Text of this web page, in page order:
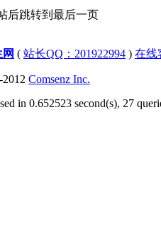
后跳转到最后一页
( 站长QQ：201922994 ) 在线
Comsenz Inc.
in 0.652523 second(s), 27